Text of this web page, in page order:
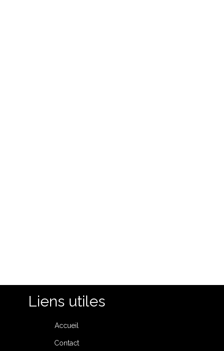
Liens utiles
Accueil
Contact